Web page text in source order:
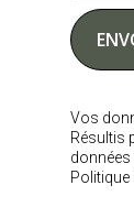
Vos
Résultis
Politique